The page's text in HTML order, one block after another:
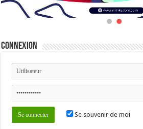
Connexion
Se souvenir de moi